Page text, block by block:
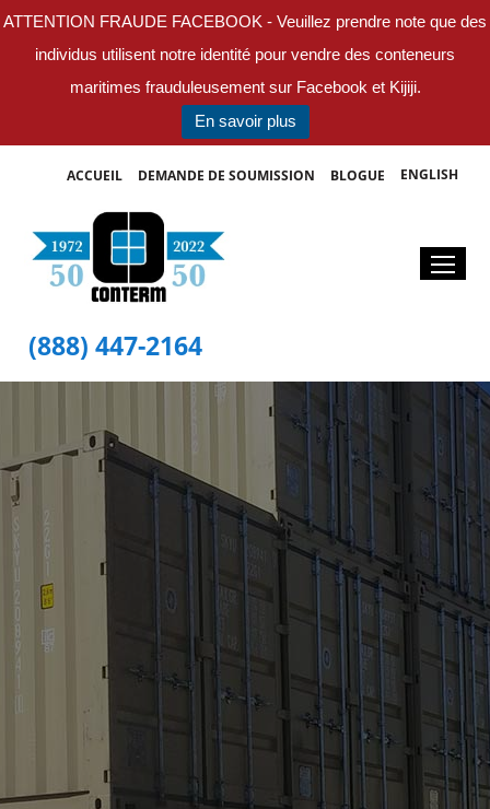
ATTENTION FRAUDE FACEBOOK - Veuillez prendre note que
des individus utilisent notre identité pour vendre des conteneurs
maritimes frauduleusement sur Facebook et Kijiji.
En savoir plus
ACCUEIL DEMANDE DE SOUMISSION BLOGUE ENGLISH
(888) 447-2164